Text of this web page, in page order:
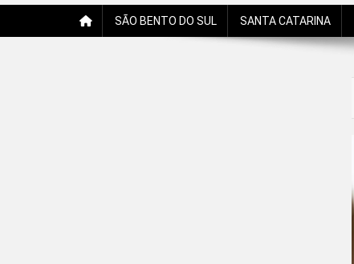
SÃO BENTO DO SUL SANTA CATARINA